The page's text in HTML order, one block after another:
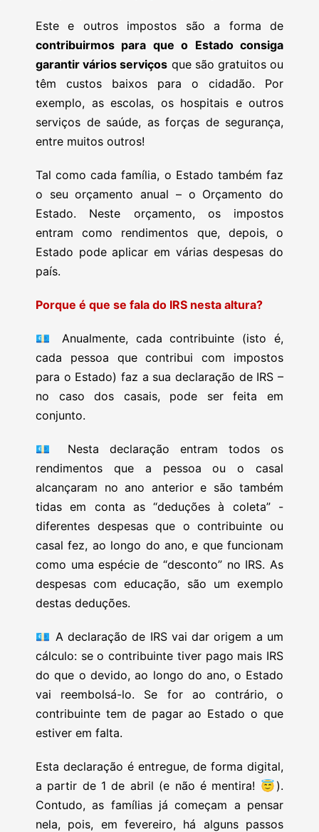
Este e outros impostos são a forma de
contribuirmos para que o Estado consiga
garantir vários serviços que são gratuitos ou
têm custos baixos para o cidadão. Por
exemplo, as escolas, os hospitais e outros
serviços de saúde, as forças de segurança,
entre muitos outros!
Tal como cada família, o Estado também faz
o seu orçamento anual – o Orçamento do
Estado. Neste orçamento, os impostos
entram como rendimentos que, depois, o
Estado pode aplicar em várias despesas do
país.
Porque é que se fala do IRS nesta altura?
💶
Anualmente, cada contribuinte (isto é,
cada pessoa que contribui com impostos
para o Estado) faz a sua declaração de IRS –
no caso dos casais, pode ser feita em
conjunto.
💶
Nesta declaração entram todos os
rendimentos que a pessoa ou o casal
alcançaram no ano anterior e são também
tidas em conta as “deduções à coleta” -
diferentes despesas que o contribuinte ou
casal fez, ao longo do ano, e que funcionam
como uma espécie de “desconto” no IRS. As
despesas com educação, são um exemplo
destas deduções.
💶 A declaração de IRS vai dar origem a um
cálculo: se o contribuinte tiver pago mais IRS
do que o devido, ao longo do ano, o Estado
vai reembolsá-lo. Se for ao contrário, o
contribuinte tem de pagar ao Estado o que
estiver em falta.
Esta declaração é entregue, de forma digital,
a partir de 1 de abril (e não é mentira! 😇 ).
Contudo, as famílias já começam a pensar
nela, pois, em fevereiro, há alguns passos